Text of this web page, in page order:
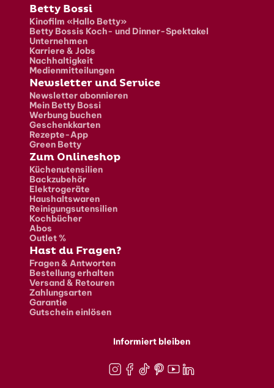
Fusszeile
Betty Bossi
Kinofilm «Hallo Betty»
Betty Bossis Koch- und Dinner-Spektakel
Unternehmen
Karriere & Jobs
Nachhaltigkeit
Medienmitteilungen
Newsletter und Service
Newsletter abonnieren
Mein Betty Bossi
Werbung buchen
Geschenkkarten
Rezepte-App
Green Betty
Zum Onlineshop
Küchenutensilien
Backzubehör
Elektrogeräte
Haushaltswaren
Reinigungsutensilien
Kochbücher
Abos
Outlet %
Hast du Fragen?
Fragen & Antworten
Bestellung erhalten
Versand & Retouren
Zahlungsarten
Garantie
Gutschein einlösen
Informiert bleiben